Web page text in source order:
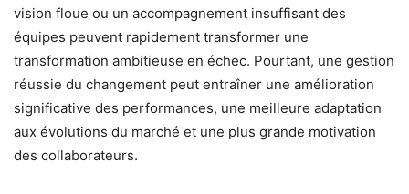
vision floue ou un accompagnement insuffisant des
équipes peuvent rapidement transformer une
transformation ambitieuse en échec. Pourtant, une gestion
réussie du changement peut entraîner une amélioration
significative des performances, une meilleure adaptation
aux évolutions du marché et une plus grande motivation
des collaborateurs.